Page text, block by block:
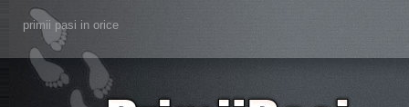
primii pasi in orice